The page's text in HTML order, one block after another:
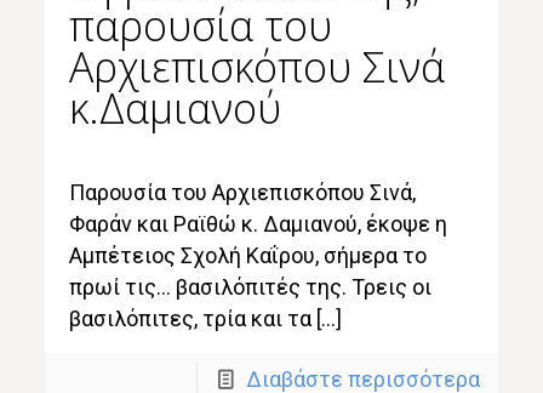
παρουσία του
Αρχιεπισκόπου Σινά
κ.Δαμιανού
Παρουσία του Αρχιεπισκόπου Σινά,
Φαράν και Ραϊθώ κ. Δαμιανού, έκοψε η
Αμπέτειος Σχολή Καΐρου, σήμερα το
πρωί τις… βασιλόπιτές της. Τρεις οι
βασιλόπιτες, τρία και τα […]
Διαβάστε περισσότερα